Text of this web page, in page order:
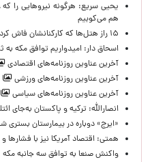
یحیی سریع: هرگونه نیروهایی را
هم می‌کوبیم
۱۵ راز هتل‌ها که کارکنانشان فاش کردند
اسحاق دار: امیدواریم توافق مکه
آخرین عناوین روزنامه‌های اقتصادی
آخرین عناوین روزنامه‌های ورزشی
آخرین عناوین روزنامه‌های سیاسی
انصارالله: ترکیه و پاکستان به‌جای
«ایرج» دوباره در بیمارستان بستری
همتی: اقتصاد آمریکا نیز با
واکنش صنعا به توافق سه جانبه مکه